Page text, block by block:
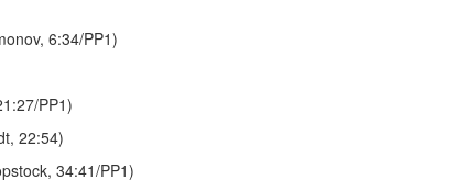
6:34/PP1)
PP1)
22:54)
34:41/PP1)